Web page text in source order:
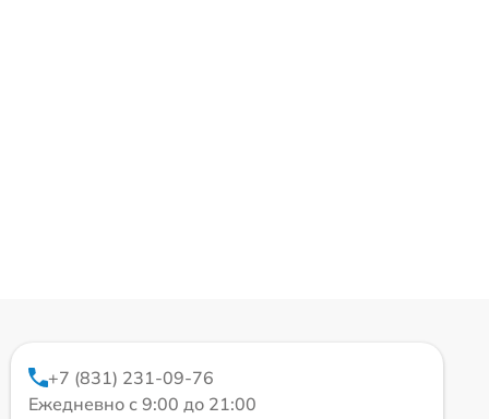
+7 (831) 231-09-76
Ежедневно с 9:00 до 21:00